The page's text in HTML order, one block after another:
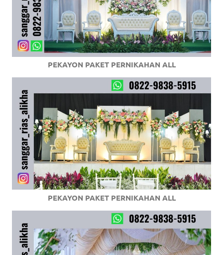
PEKAYON PAKET PERNIKAHAN ALL
PEKAYON PAKET PERNIKAHAN ALL